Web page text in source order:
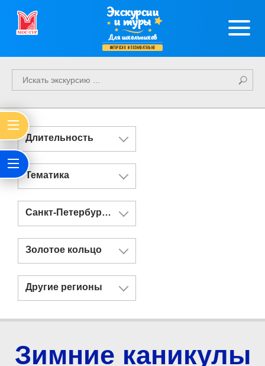
Экскурсии
и туры
Для школьников
интересно и познавательно
Длительность
Тематика
Санкт-Петербург и Казань
Золотое кольцо
Другие регионы
Зимние каникулы